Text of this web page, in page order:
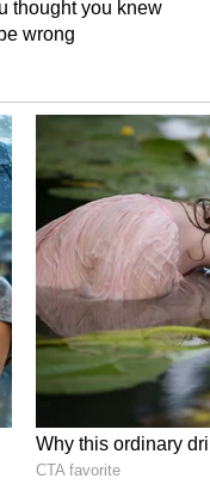
மாட்டாங்க.
பிடிச்ச
பழக்குங்க. உடம்பு